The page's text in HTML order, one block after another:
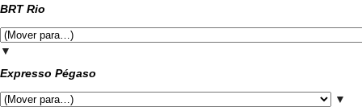
BRT Rio
▼
Expresso Pégaso
▼